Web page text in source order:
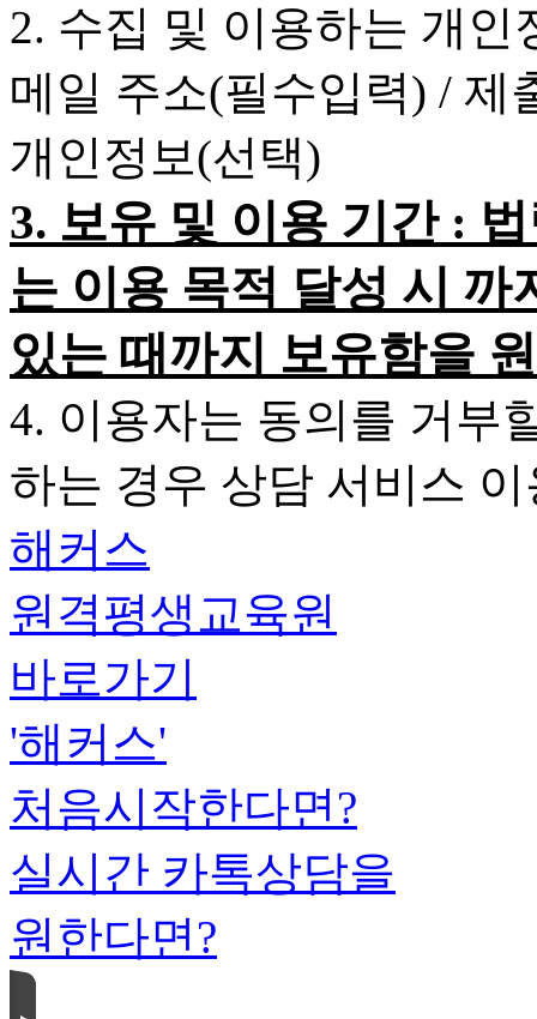
2. 수집 및 이용하는 개
메일 주소(필수입력) / 제
개인정보(선택)
3. 보유 및 이용 기간 :
는 이용 목적 달성 시
있는 때까지 보유함을
4. 이용자는 동의를 거부
하는 경우 상담 서비스
해커스
원격평생교육원
바로가기
'해커스'
처음시작한다면?
실시간 카톡상담을
원한다면?